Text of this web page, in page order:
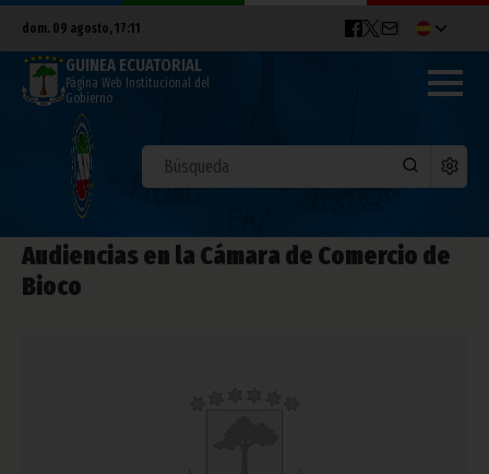
dom. 09 agosto, 17:11
GUINEA ECUATORIAL
Página Web Institucional del
Gobierno
Audiencias en la Cámara de Comercio de
Bioco